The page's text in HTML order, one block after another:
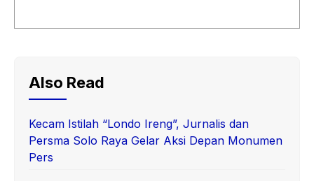
Also Read
Kecam Istilah “Londo Ireng”, Jurnalis dan
Persma Solo Raya Gelar Aksi Depan Monumen
Pers